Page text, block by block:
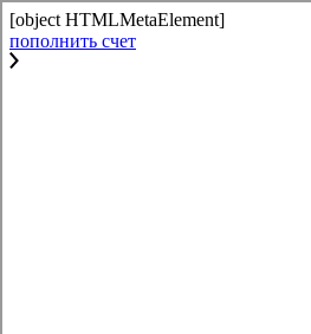
[object HTMLMetaElement]
пополнить счет